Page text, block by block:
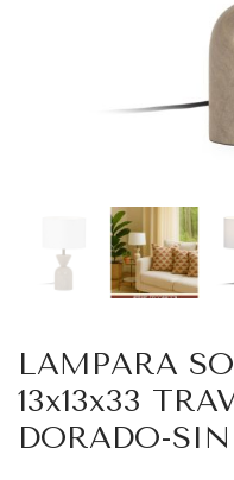
LAMPARA
13x13x33
DORADO-